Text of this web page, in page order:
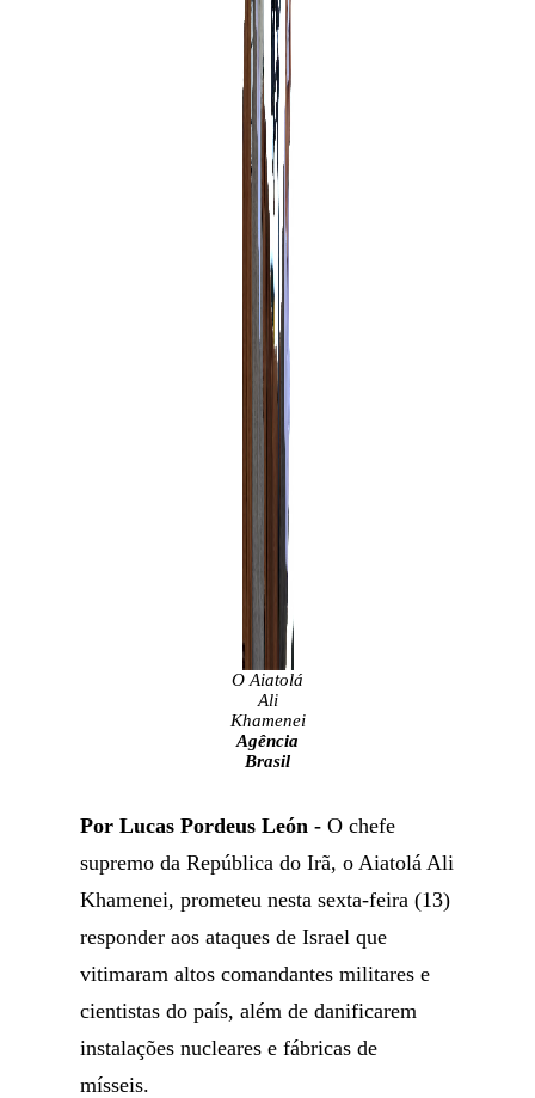
O Aiatolá
Ali
Khamenei
Agência
Brasil
Por Lucas Pordeus León - O chefe
supremo da República do Irã, o Aiatolá Ali
Khamenei, prometeu nesta sexta-feira (13)
responder aos ataques de Israel que
vitimaram altos comandantes militares e
cientistas do país, além de danificarem
instalações nucleares e fábricas de
mísseis.